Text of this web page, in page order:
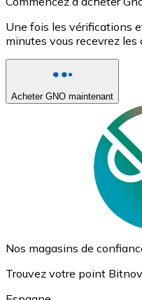
Une fois les vérifications
minutes vous recevrez
Acheter GNO maintenant
Nos magasins de
Trouvez votre point